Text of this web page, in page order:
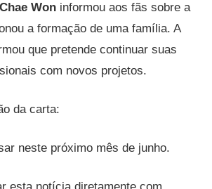
Won informou aos fãs sobre a
a formação de uma família. A
que pretende continuar suas
com novos projetos.
da carta:
neste próximo mês de junho.